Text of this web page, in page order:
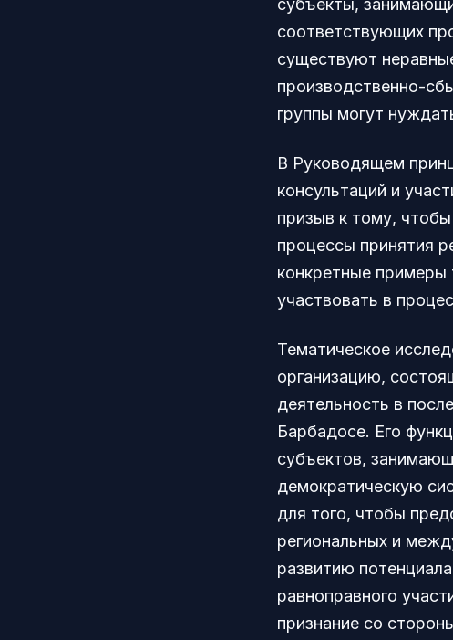
субъекты,
соответствующих
существуют
производственно-
группы могут
В Руководящем
консультаций и
призыв к тому,
процессы принятия
конкретные примеры
участвовать в
Тематическое
организацию,
деятельность в
Барбадосе. Его
субъектов,
демократическую
для того, чтобы
региональных и
развитию
равноправного
признание со